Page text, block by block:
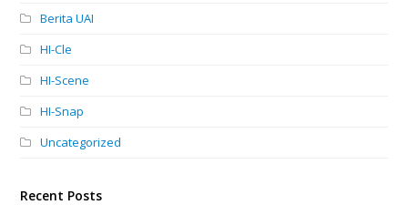
Berita UAI
HI-Cle
HI-Scene
HI-Snap
Uncategorized
Recent Posts